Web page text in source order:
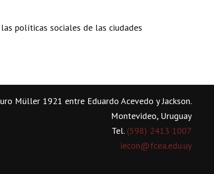
políticas sociales de las ciudades
Müller 1921 entre Eduardo Acevedo y Jackson.
Montevideo, Uruguay
Tel. (598) 2413 1007
iecon@fcea.edu.uy